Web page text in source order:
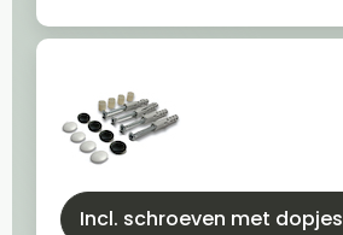
Incl. schroeven met dopjes